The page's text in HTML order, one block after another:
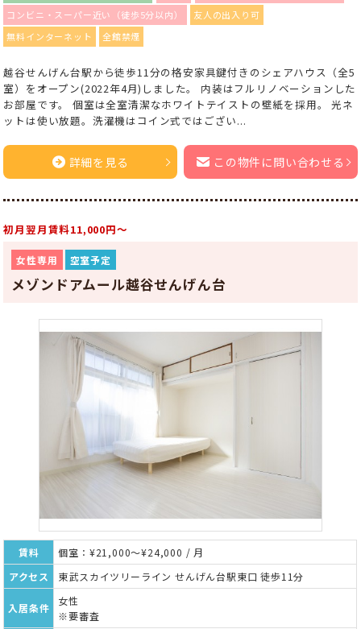
コンビニ・スーパー近い（徒歩5分以内）
友人の出入り可
無料インターネット
全館禁煙
越谷せんげん台駅から徒歩11分の格安家具鍵付きのシェアハウス（全5
室）をオープン(2022年4月)しました。 内装はフルリノベーションした
お部屋です。 個室は全室清潔なホワイトテイストの壁紙を採用。 光ネ
ットは使い放題。洗濯機はコイン式ではござい...
詳細を見る この物件に問い合わせる
初月翌月賃料11,000円～
女性専用 空室予定
メゾンドアムール越谷せんげん台
賃料
個室：¥21,000～¥24,000 / 月
アクセス
東武スカイツリーライン せんげん台駅東口 徒歩11分
入居条件
女性
※要審査